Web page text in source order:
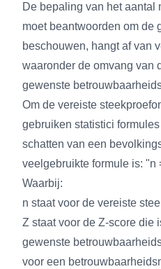
De bepaling van het aantal
moet beantwoorden om de
beschouwen, hangt af van
waaronder de omvang van
gewenste
Om de vereiste
gebruiken statistici
schatten van een
veelgebruikte formule is: "n
Waarbij:
n staat voor de vereiste
Z staat voor de Z-score die
gewenste
voor een